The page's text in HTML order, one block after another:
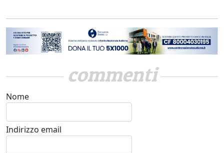
commenti
Nome
Indirizzo email